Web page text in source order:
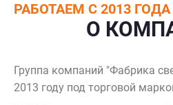
РАБОТАЕМ С 2013 ГОДА
О
Группа компаний "Фабрика
2013 году под торговой